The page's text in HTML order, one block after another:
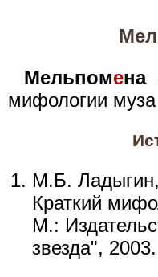
Мельпомена-
мифологии муза
М.Б.
Краткий
М.:
звезда", 2003.